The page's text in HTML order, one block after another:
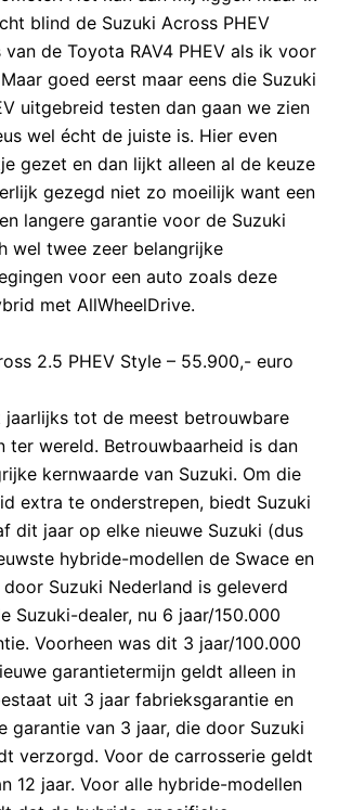
blind de Suzuki Across PHEV
de Toyota RAV4 PHEV als ik voor
goed eerst maar eens die Suzuki
uitgebreid testen dan gaan we zien
wel écht de juiste is. Hier even
gezet en dan lijkt alleen al de keuze
gezegd niet zo moeilijk want een
langere garantie voor de Suzuki
wel twee zeer belangrijke
voor een auto zoals deze
met AllWheelDrive.
2.5 PHEV Style – 55.900,- euro
jaarlijks tot de meest betrouwbare
ter wereld. Betrouwbaarheid is dan
kernwaarde van Suzuki. Om die
extra te onderstrepen, biedt Suzuki
dit jaar op elke nieuwe Suzuki (dus
hybride-modellen de Swace en
Suzuki Nederland is geleverd
Suzuki-dealer, nu 6 jaar/150.000
Voorheen was dit 3 jaar/100.000
garantietermijn geldt alleen in
uit 3 jaar fabrieksgarantie en
garantie van 3 jaar, die door Suzuki
verzorgd. Voor de carrosserie geldt
12 jaar. Voor alle hybride-modellen